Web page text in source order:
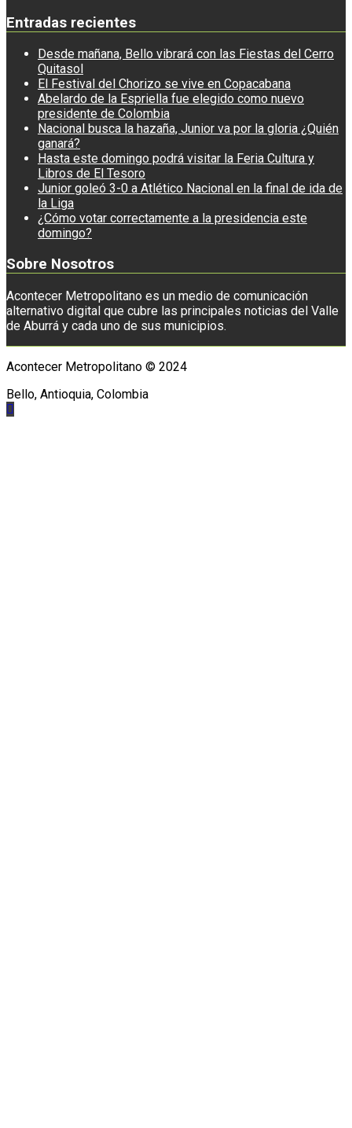
Entradas recientes
Desde mañana, Bello vibrará con las Fiestas del Cerro
Quitasol
El Festival del Chorizo se vive en Copacabana
Abelardo de la Espriella fue elegido como nuevo
presidente de Colombia
Nacional busca la hazaña, Junior va por la gloria ¿Quién
ganará?
Hasta este domingo podrá visitar la Feria Cultura y
Libros de El Tesoro
Junior goleó 3-0 a Atlético Nacional en la final de ida de
la Liga
¿Cómo votar correctamente a la presidencia este
domingo?
Sobre Nosotros
Acontecer Metropolitano es un medio de comunicación
alternativo digital que cubre las principales noticias del Valle
de Aburrá y cada uno de sus municipios.
Acontecer Metropolitano © 2024
Bello, Antioquia, Colombia